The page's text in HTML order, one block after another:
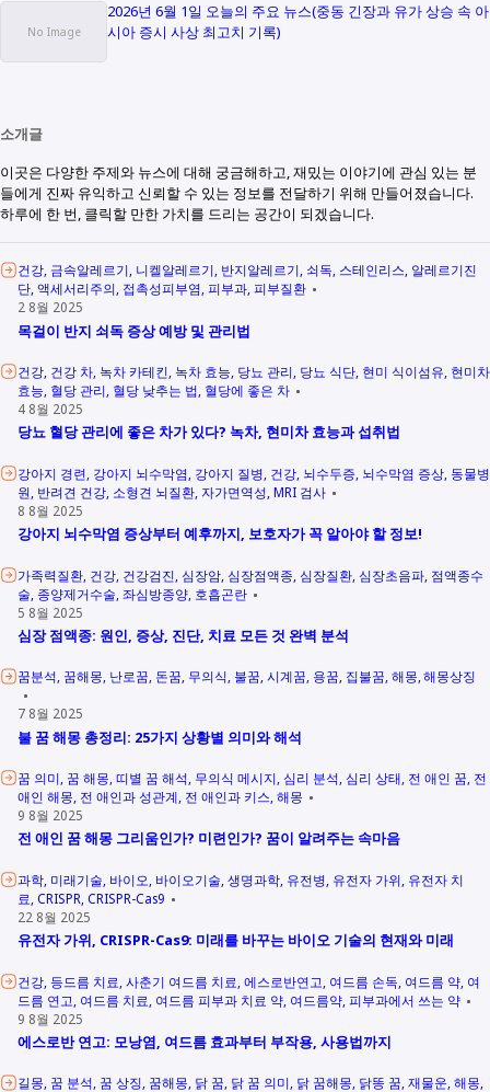
2026년 6월 1일 오늘의 주요 뉴스(중동 긴장과 유가 상승 속 아
시아 증시 사상 최고치 기록)
소개글
이곳은 다양한 주제와 뉴스에 대해 궁금해하고, 재밌는 이야기에 관심 있는 분
들에게 진짜 유익하고 신뢰할 수 있는 정보를 전달하기 위해 만들어졌습니다.
하루에 한 번, 클릭할 만한 가치를 드리는 공간이 되겠습니다.
건강 금속알레르기 니켈알레르기 반지알레르기 쇠독 스테인리스 알레르기진
단 액세서리주의 접촉성피부염 피부과 피부질환
2 8월 2025
목걸이 반지 쇠독 증상 예방 및 관리법
건강 건강 차 녹차 카테킨 녹차 효능 당뇨 관리 당뇨 식단 현미 식이섬유 현미차
효능 혈당 관리 혈당 낮추는 법 혈당에 좋은 차
4 8월 2025
당뇨 혈당 관리에 좋은 차가 있다? 녹차, 현미차 효능과 섭취법
강아지 경련 강아지 뇌수막염 강아지 질병 건강 뇌수두증 뇌수막염 증상 동물병
원 반려견 건강 소형견 뇌질환 자가면역성 MRI 검사
8 8월 2025
강아지 뇌수막염 증상부터 예후까지, 보호자가 꼭 알아야 할 정보!
가족력질환 건강 건강검진 심장암 심장점액종 심장질환 심장초음파 점액종수
술 종양제거수술 좌심방종양 호흡곤란
5 8월 2025
심장 점액종: 원인, 증상, 진단, 치료 모든 것 완벽 분석
꿈분석 꿈해몽 난로꿈 돈꿈 무의식 불꿈 시계꿈 용꿈 집불꿈 해몽 해몽상징
7 8월 2025
불 꿈 해몽 총정리: 25가지 상황별 의미와 해석
꿈 의미 꿈 해몽 띠별 꿈 해석 무의식 메시지 심리 분석 심리 상태 전 애인 꿈 전
애인 해몽 전 애인과 성관계 전 애인과 키스 해몽
9 8월 2025
전 애인 꿈 해몽 그리움인가? 미련인가? 꿈이 알려주는 속마음
과학 미래기술 바이오 바이오기술 생명과학 유전병 유전자 가위 유전자 치
료 CRISPR CRISPR-Cas9
22 8월 2025
유전자 가위, CRISPR-Cas9: 미래를 바꾸는 바이오 기술의 현재와 미래
건강 등드름 치료 사춘기 여드름 치료 에스로반연고 여드름 손독 여드름 약 여
드름 연고 여드름 치료 여드름 피부과 치료 약 여드름약 피부과에서 쓰는 약
9 8월 2025
에스로반 연고: 모낭염, 여드름 효과부터 부작용, 사용법까지
길몽 꿈 분석 꿈 상징 꿈해몽 닭 꿈 닭 꿈 의미 닭 꿈해몽 닭똥 꿈 재물운 해몽